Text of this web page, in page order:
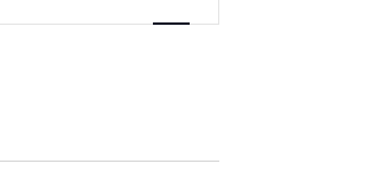
de
Évènement